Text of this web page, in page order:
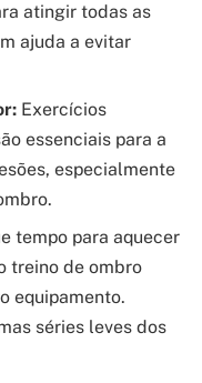
atingir todas as
ajuda a evitar
Exercícios
essenciais para a
especialmente
tempo para aquecer
treino de ombro
equipamento.
séries leves dos